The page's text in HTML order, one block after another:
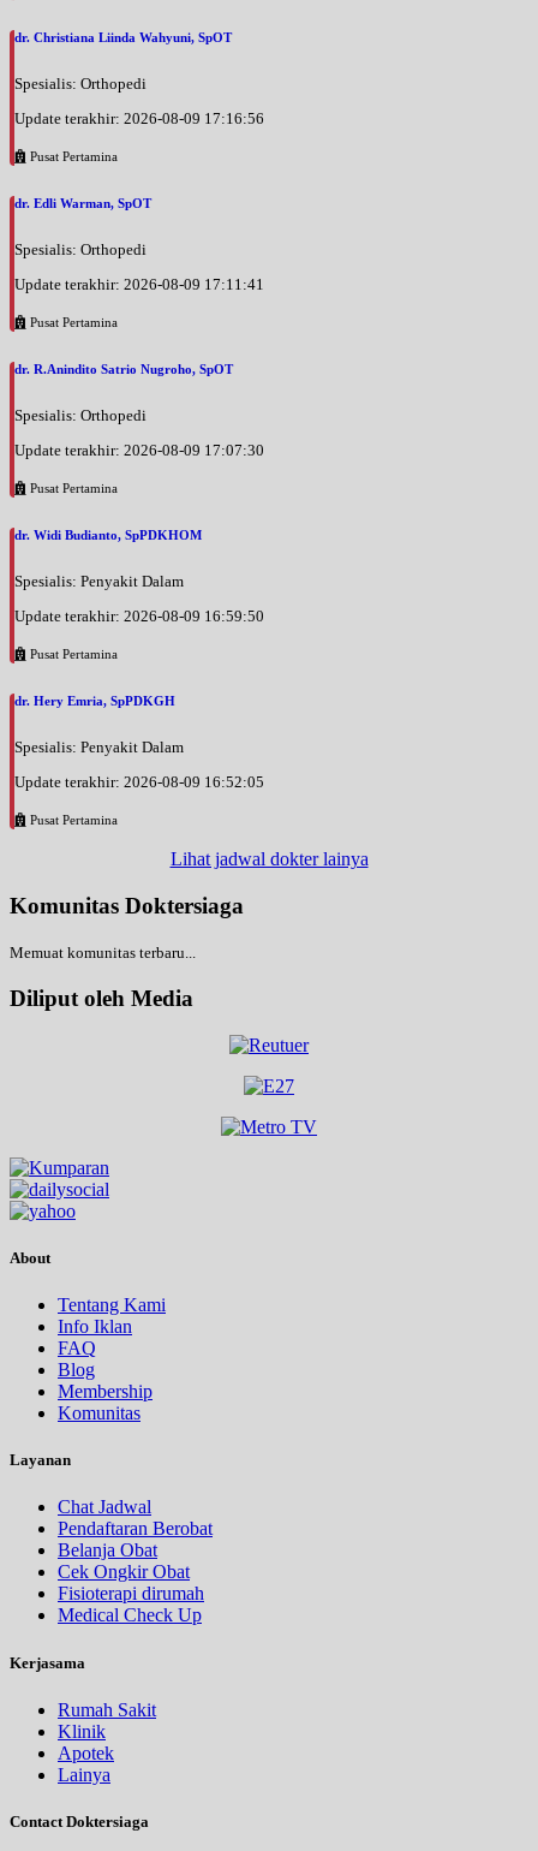
dr. Christiana Liinda Wahyuni, SpOT
Spesialis: Orthopedi
Update terakhir: 2026-08-09 17:16:56
Pusat Pertamina
dr. Edli Warman, SpOT
Spesialis: Orthopedi
Update terakhir: 2026-08-09 17:11:41
Pusat Pertamina
dr. R.Anindito Satrio Nugroho, SpOT
Spesialis: Orthopedi
Update terakhir: 2026-08-09 17:07:30
Pusat Pertamina
dr. Widi Budianto, SpPDKHOM
Spesialis: Penyakit Dalam
Update terakhir: 2026-08-09 16:59:50
Pusat Pertamina
dr. Hery Emria, SpPDKGH
Spesialis: Penyakit Dalam
Update terakhir: 2026-08-09 16:52:05
Pusat Pertamina
Lihat jadwal dokter lainya
Komunitas Doktersiaga
Memuat komunitas terbaru...
Diliput oleh Media
About
Tentang Kami
Info Iklan
FAQ
Blog
Membership
Komunitas
Layanan
Chat Jadwal
Pendaftaran Berobat
Belanja Obat
Cek Ongkir Obat
Fisioterapi dirumah
Medical Check Up
Kerjasama
Rumah Sakit
Klinik
Apotek
Lainya
Contact Doktersiaga